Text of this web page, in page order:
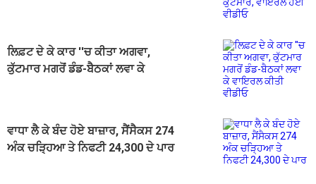
ਲਿਫ਼ਟ ਦੇ ਕੇ ਕਾਰ ''ਚ ਕੀਤਾ ਅਗਵਾ,
ਕੁੱਟਮਾਰ ਮਗਰੋਂ ਡੰਡ-ਬੈਠਕਾਂ ਲਵਾ ਕੇ
ਵਾਧਾ ਲੈ ਕੇ ਬੰਦ ਹੋਏ ਬਾਜ਼ਾਰ, ਸੈਂਸੈਕਸ 274
ਅੰਕ ਚੜ੍ਹਿਆ ਤੇ ਨਿਫਟੀ 24,300 ਦੇ ਪਾਰ